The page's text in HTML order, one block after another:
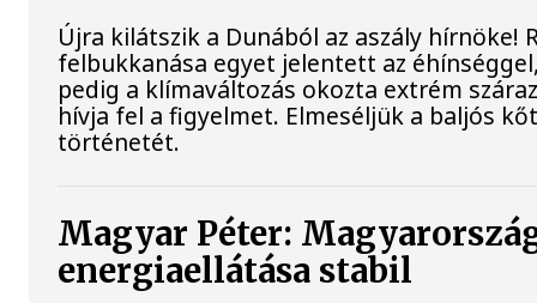
Újra kilátszik a Dunából az aszály hírnöke!
felbukkanása egyet jelentett az
pedig a klímaváltozás okozta extrém
hívja fel a figyelmet. Elmeséljük a baljós
történetét.
Magyar Péter:
energiaellátása stabil